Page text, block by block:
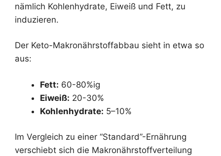
nämlich Kohlenhydrate, Eiweiß und Fett, zu
induzieren.
Der Keto-Makronährstoffabbau sieht in etwa so
aus:
Fett: 60-80%ig
Eiweiß: 20-30%
Kohlenhydrate: 5–10%
Im Vergleich zu einer “Standard”-Ernährung
verschiebt sich die Makronährstoffverteilung